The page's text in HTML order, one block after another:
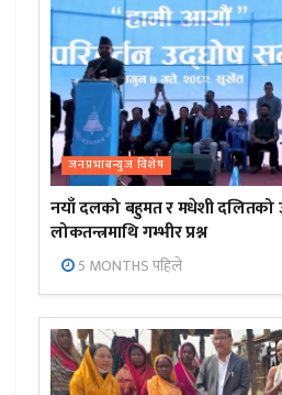
जनप्रभाबन्युज विशेष
नयाँ दलको बहुमत र मधेशी दलितको
लोकतन्त्रमाथि गम्भीर प्रश्न
5 MONTHS पहिले